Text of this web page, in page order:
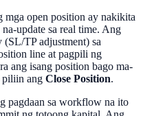
mga open position ay nakikita
update sa real time. Ang
TP adjustment) sa
line at pagpili ng
ang isang position bago ma-
piliin ang Close Position.
pagdaan sa workflow na ito